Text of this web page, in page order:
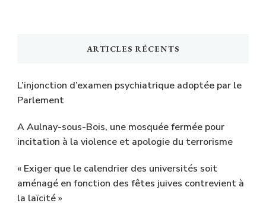
ARTICLES RÉCENTS
L’injonction d’examen psychiatrique adoptée par le
Parlement
A Aulnay-sous-Bois, une mosquée fermée pour
incitation à la violence et apologie du terrorisme
« Exiger que le calendrier des universités soit
aménagé en fonction des fêtes juives contrevient à
la laïcité »